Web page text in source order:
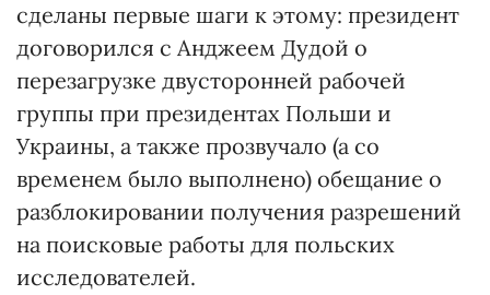
сделаны первые шаги к этому: президент
договорился с Анджеем Дудой о
перезагрузке двусторонней рабочей
группы при президентах Польши и
Украины, а также прозвучало (а со
временем было выполнено) обещание о
разблокировании получения разрешений
на поисковые работы для польских
исследователей.